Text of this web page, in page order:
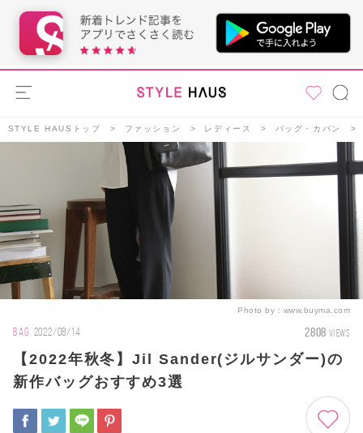
STYLE HAUSトップ ファッション レディース バッグ・カバン
Photo by： www.buyma.com
BAG 2022/08/14 2808 VIEWS
【2022年秋冬】Jil Sander(ジルサンダー)の
新作バッグおすすめ3選